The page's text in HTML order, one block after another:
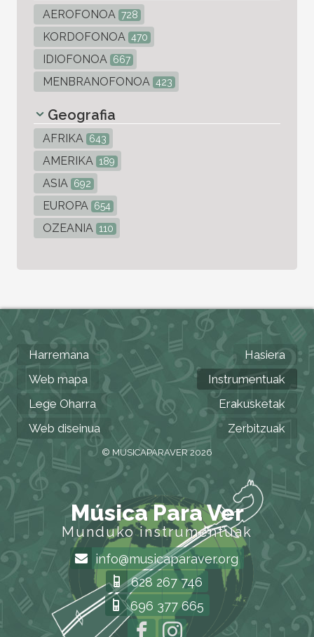
AEROFONOA 728
KORDOFONOA 470
IDIOFONOA 667
MENBRANOFONOA 423
Geografia
AFRIKA 643
AMERIKA 189
ASIA 692
EUROPA 654
OZEANIA 110
Harremana
Web mapa
Lege Oharra
Web diseinua
Hasiera
Instrumentuak
Erakusketak
Zerbitzuak
© MUSICAPARAVER 2026
Música Para Ver
Munduko instrumentuak
info@musicaparaver.org
628 267 746
696 377 665